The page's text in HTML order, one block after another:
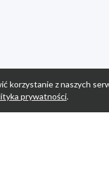
korzystanie z naszych
prywatności.